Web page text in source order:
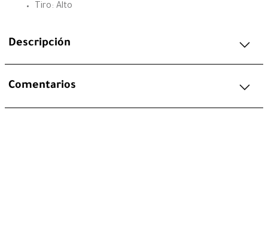
Tiro: Alto
Descripción
Comentarios